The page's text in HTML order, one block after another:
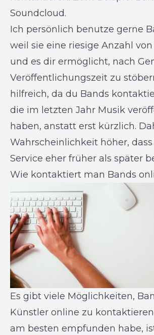
Soundcloud.
Ich persönlich benutze gerne
weil sie eine riesige Anzahl
und es dir ermöglicht, nach
Veröffentlichungszeit zu
hilfreich, da du Bands
die im letzten Jahr Musik
haben, anstatt erst kürzlich.
Wahrscheinlichkeit höher,
Service eher früher als später
Wie kontaktiert man Bands
Es gibt viele Möglichkeiten,
Künstler online zu
am besten empfunden habe,